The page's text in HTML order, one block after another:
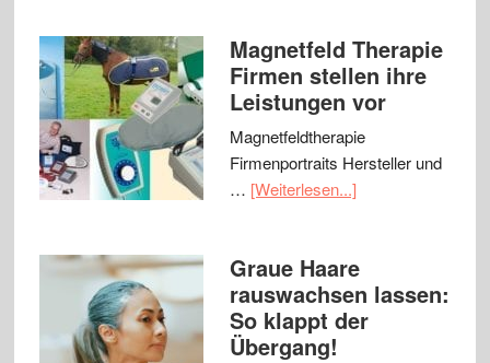
Magnetfeld Therapie
Firmen stellen ihre
Leistungen vor
Magnetfeldtherapie
Firmenportraits Hersteller und
… [Weiterlesen...]
Graue Haare
rauswachsen lassen:
So klappt der
Übergang!